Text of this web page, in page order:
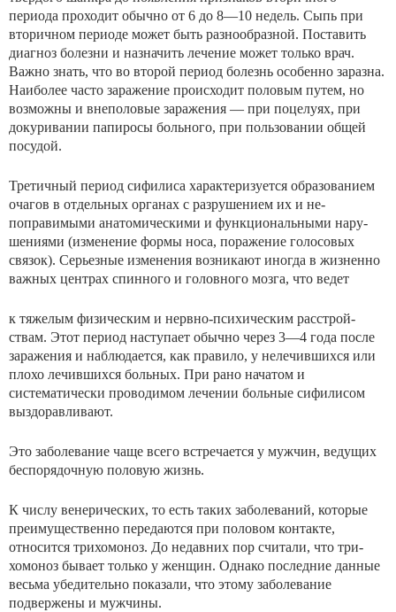
периода проходит обычно от 6 до 8—10 недель. Сыпь при
вторичном периоде может быть разнообразной. Поста­вить
диагноз болезни и назначить лечение может только врач.
Важно знать, что во второй период болезнь особен­но заразна.
Наиболее часто заражение происходит поло­вым путем, но
возможны и внеполовые заражения — при поцелуях, при
докуривании папиросы больного, при поль­зовании общей
посудой.
Третичный период сифилиса характеризуется образова­нием
очагов в отдельных органах с разрушением их и не­
поправимыми анатомическими и функциональными нару­
шениями (изменение формы носа, поражение голосовых
связок). Серьезные изменения возникают иногда в жизнен­но
важных центрах спинного и головного мозга, что ведет
к тяжелым физическим и нервно-психическим расстрой­
ствам. Этот период наступает обычно через 3—4 года после
заражения и наблюдается, как правило, у нелечившихся или
плохо лечившихся больных. При рано начатом и
систематически проводимом лечении больные сифили­сом
выздоравливают.
Это заболевание чаще всего встречается у мужчин, ве­дущих
беспорядочную половую жизнь.
К числу венерических, то есть таких заболеваний, кото­рые
преимущественно передаются при половом контакте,
относится трихомоноз. До недавних пор считали, что три­
хомоноз бывает только у женщин. Однако последние дан­ные
весьма убедительно показали, что этому заболевание
подвержены и мужчины.